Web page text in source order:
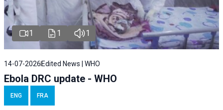
1 1 1
14-07-2026 Edited News | WHO
Ebola DRC update - WHO
ENG FRA